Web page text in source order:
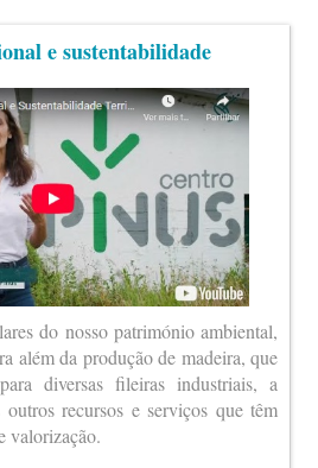
e sustentabilidade
do nosso património ambiental,
além da produção de madeira, que
diversas fileiras industriais, a
recursos e serviços que têm
valorização.